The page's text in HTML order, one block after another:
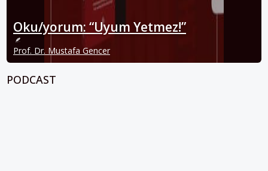
Oku/yorum: “Uyum Yetmez!”
Prof. Dr. Mustafa Gencer
PODCAST